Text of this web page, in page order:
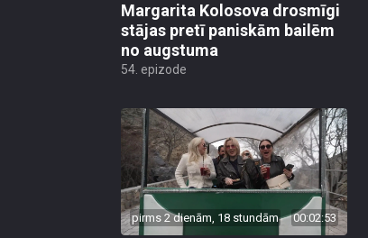
Margarita Kolosova drosmīgi
stājas pretī paniskām bailēm
no augstuma
54. epizode
pirms 2 dienām, 18 stundām 00:02:53